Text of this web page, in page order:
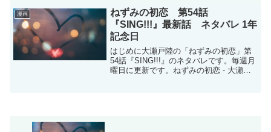
結末を迎えたのか、詳しくお伝えしま
す。また、この作...
漫画
ねずみの初恋 第54話
『SING!!!』最新話 ネタバレ 1年
記念日
はじめに大瀬戸陸の「ねずみの初恋」第
54話『SING!!!』のネタバレです。毎週月
曜日に更新です。ねずみの初恋 - 大瀬戸